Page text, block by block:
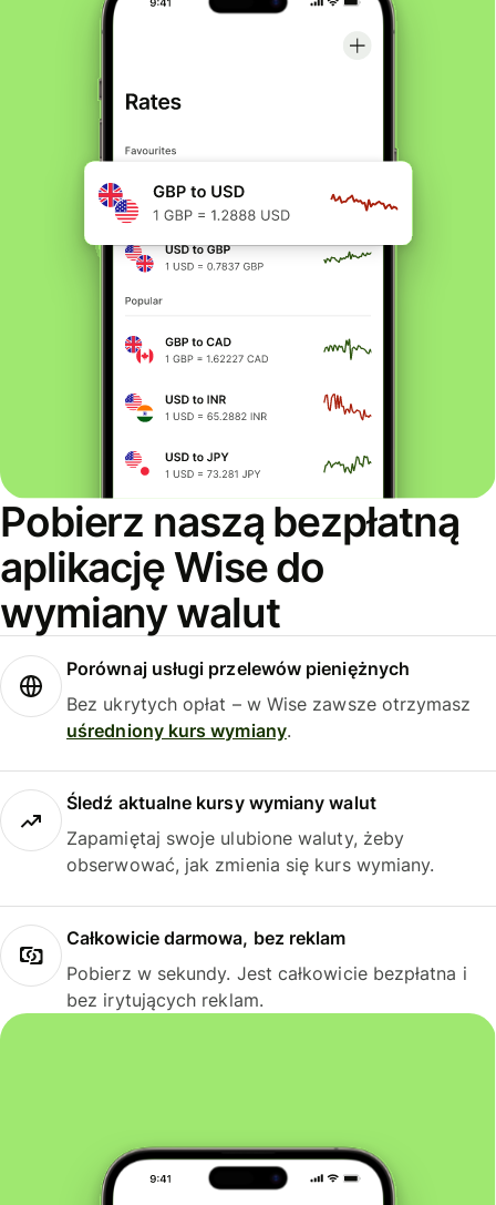
Pobierz naszą bezpłatną
aplikację Wise do
wymiany walut
Porównaj usługi przelewów pieniężnych
Bez ukrytych opłat – w Wise zawsze otrzymasz
uśredniony kurs wymiany.
Śledź aktualne kursy wymiany walut
Zapamiętaj swoje ulubione waluty, żeby
obserwować, jak zmienia się kurs wymiany.
Całkowicie darmowa, bez reklam
Pobierz w sekundy. Jest całkowicie bezpłatna i
bez irytujących reklam.